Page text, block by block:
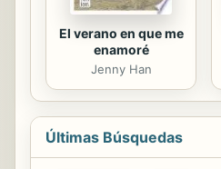
El verano en que me
enamoré
Jenny Han
Últimas Búsquedas